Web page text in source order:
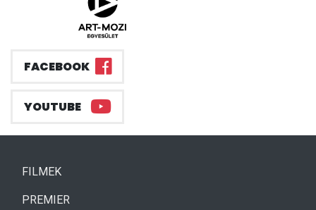
FACEBOOK
YOUTUBE
FILMEK(CURRENT)
PREMIER